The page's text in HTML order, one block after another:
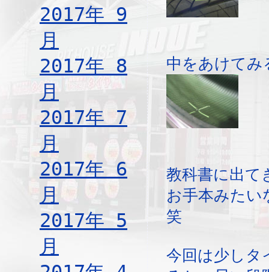
2017年 9
月
2017年 8
月
2017年 7
月
2017年 6
月
2017年 5
月
中をあけてみ
教科書に出て
お手本みたい
笑
今回は少しタ